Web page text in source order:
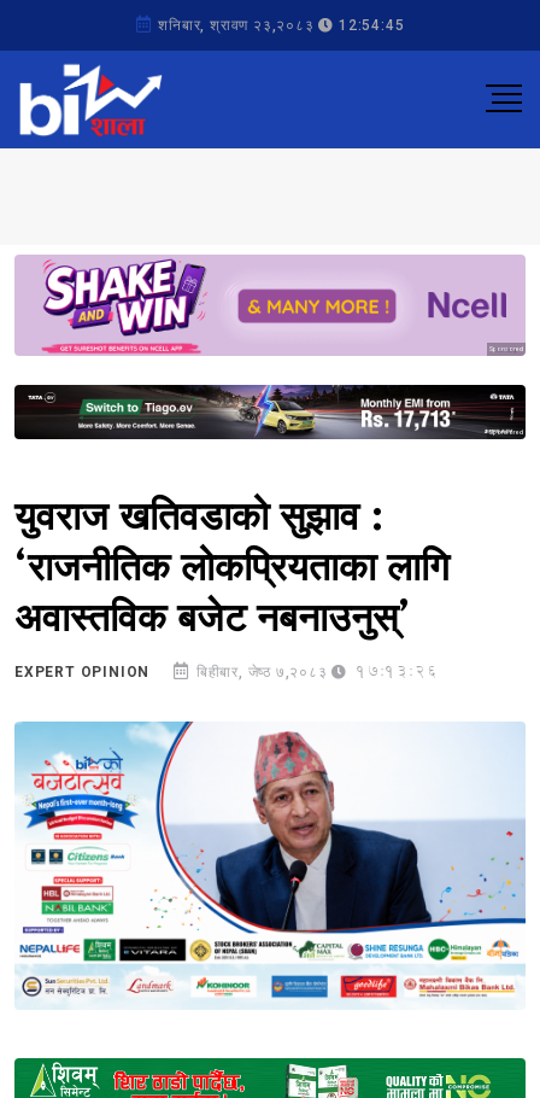
शनिबार, श्रावण २३,२०८३ 12:54:45
Sponsored
Sponsored
युवराज खतिवडाको सुझाव :
‘राजनीतिक लोकप्रियताका लागि
अवास्तविक बजेट नबनाउनुस्’
EXPERT OPINION बिहीबार, जेष्ठ ७,२०८३ 17:13:26